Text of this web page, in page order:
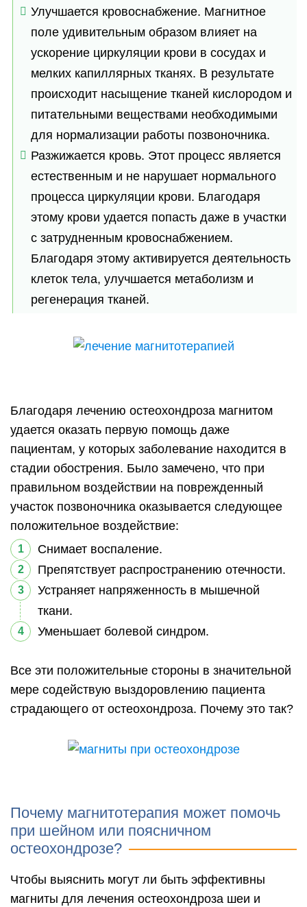
Улучшается кровоснабжение. Магнитное
поле удивительным образом влияет на
ускорение циркуляции крови в сосудах и
мелких капиллярных тканях. В результате
происходит насыщение тканей кислородом и
питательными веществами необходимыми
для нормализации работы позвоночника.
Разжижается кровь. Этот процесс является
естественным и не нарушает нормального
процесса циркуляции крови. Благодаря
этому крови удается попасть даже в участки
с затрудненным кровоснабжением.
Благодаря этому активируется деятельность
клеток тела, улучшается метаболизм и
регенерация тканей.
Благодаря лечению остеохондроза магнитом
удается оказать первую помощь даже
пациентам, у которых заболевание находится в
стадии обострения. Было замечено, что при
правильном воздействии на поврежденный
участок позвоночника оказывается следующее
положительное воздействие:
Снимает воспаление.
Препятствует распространению отечности.
Устраняет напряженность в мышечной
ткани.
Уменьшает болевой синдром.
Все эти положительные стороны в значительной
мере содействую выздоровлению пациента
страдающего от остеохондроза. Почему это так?
Почему магнитотерапия может помочь
при шейном или поясничном
остеохондрозе?
Чтобы выяснить могут ли быть эффективны
магниты для лечения остеохондроза шеи и